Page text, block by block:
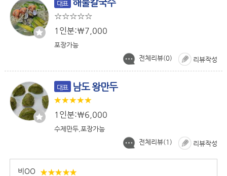
대표 해물칼국수
1인분:￦7,000
포장가능
리뷰작성
전체리뷰(0)
대표 남도 왕만두
1인분:￦6,000
수제만두,포장가능
리뷰작성
전체리뷰(1)
비OO